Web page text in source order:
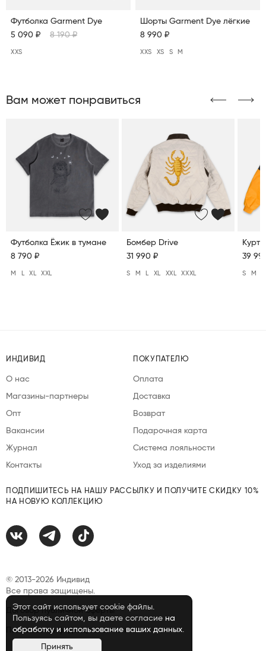
Футболка Garment Dye
5 090 ₽
8 190 ₽
XXS
Шорты Garment Dye лёгкие
8 990 ₽
XXS XS S M
Вам может понравиться
Футболка Ёжик в тумане
8 790 ₽
M XL XXL
Бомбер Drive
31 990 ₽
S M XL XXL XXXL
39
S M
ИНДИВИД
О нас
Магазины-партнеры
Опт
Вакансии
Журнал
Контакты
ПОКУПАТЕЛЮ
Оплата
Доставка
Возврат
Подарочная карта
Система лояльности
Уход за изделиями
ПОДПИШИТЕСЬ НА НАШУ РАССЫЛКУ И ПОЛУЧИТЕ СКИДКУ 10%
НА НОВУЮ КОЛЛЕКЦИЮ
© 2013-2026 Индивид
Все права защищены.
Договор публичной оферты
Политика конфиденциальности
Этот сайт использует cookie файлы.
Пользуясь сайтом, вы даете согласие на
обработку и использование ваших данных.
Принять